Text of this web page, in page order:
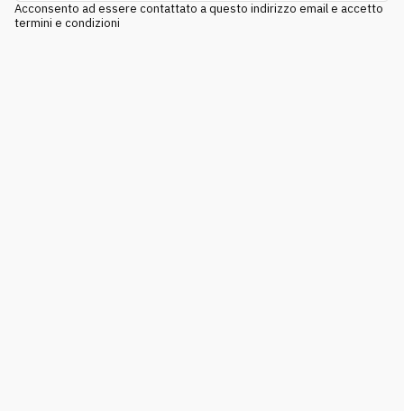
Acconsento ad essere contattato a questo indirizzo email e accetto
termini e condizioni